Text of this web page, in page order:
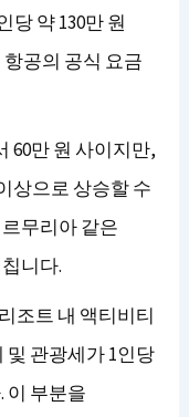
당 약 130만 원
항공의 공식 요금
60만 원 사이지만,
상으로 상승할 수
무리아 같은
니다.
조트 내 액티비티
및 관광세가 1인당
이 부분을